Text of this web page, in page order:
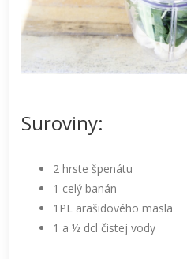
Suroviny:
2 hrste špenátu
1 celý banán
1PL arašidového masla
1 a ½ dcl čistej vody